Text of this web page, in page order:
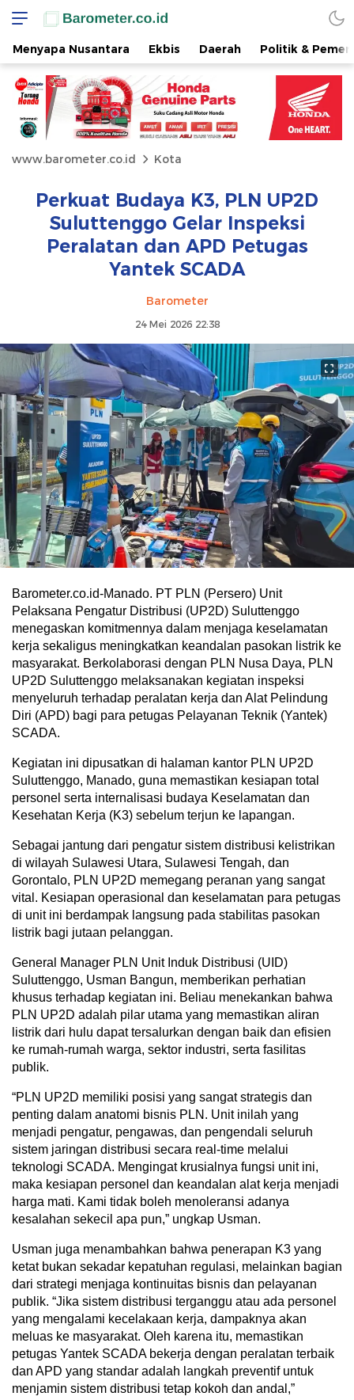
Menyapa Nusantara Ekbis Daerah Politik &
www.barometer.co.id Kota
Perkuat Budaya K3, PLN UP2D
Suluttenggo Gelar Inspeksi
Peralatan dan APD Petugas
Yantek SCADA
Barometer
24 Mei 2026 22:38
Barometer.co.id-Manado. PT PLN (Persero) Unit
Pelaksana Pengatur Distribusi (UP2D) Suluttenggo
menegaskan komitmennya dalam menjaga keselamatan
kerja sekaligus meningkatkan keandalan pasokan listrik ke
masyarakat. Berkolaborasi dengan PLN Nusa Daya, PLN
UP2D Suluttenggo melaksanakan kegiatan inspeksi
menyeluruh terhadap peralatan kerja dan Alat Pelindung
Diri (APD) bagi para petugas Pelayanan Teknik (Yantek)
SCADA.
Kegiatan ini dipusatkan di halaman kantor PLN UP2D
Suluttenggo, Manado, guna memastikan kesiapan total
personel serta internalisasi budaya Keselamatan dan
Kesehatan Kerja (K3) sebelum terjun ke lapangan.
Sebagai jantung dari pengatur sistem distribusi kelistrikan
di wilayah Sulawesi Utara, Sulawesi Tengah, dan
Gorontalo, PLN UP2D memegang peranan yang sangat
vital. Kesiapan operasional dan keselamatan para petugas
di unit ini berdampak langsung pada stabilitas pasokan
listrik bagi jutaan pelanggan.
General Manager PLN Unit Induk Distribusi (UID)
Suluttenggo, Usman Bangun, memberikan perhatian
khusus terhadap kegiatan ini. Beliau menekankan bahwa
PLN UP2D adalah pilar utama yang memastikan aliran
listrik dari hulu dapat tersalurkan dengan baik dan efisien
ke rumah-rumah warga, sektor industri, serta fasilitas
publik.
“PLN UP2D memiliki posisi yang sangat strategis dan
penting dalam anatomi bisnis PLN. Unit inilah yang
menjadi pengatur, pengawas, dan pengendali seluruh
sistem jaringan distribusi secara real-time melalui
teknologi SCADA. Mengingat krusialnya fungsi unit ini,
maka kesiapan personel dan keandalan alat kerja menjadi
harga mati. Kami tidak boleh menoleransi adanya
kesalahan sekecil apa pun,” ungkap Usman.
Usman juga menambahkan bahwa penerapan K3 yang
ketat bukan sekadar kepatuhan regulasi, melainkan bagian
dari strategi menjaga kontinuitas bisnis dan pelayanan
publik. “Jika sistem distribusi terganggu atau ada personel
yang mengalami kecelakaan kerja, dampaknya akan
meluas ke masyarakat. Oleh karena itu, memastikan
petugas Yantek SCADA bekerja dengan peralatan terbaik
dan APD yang standar adalah langkah preventif untuk
menjamin sistem distribusi tetap kokoh dan andal,”